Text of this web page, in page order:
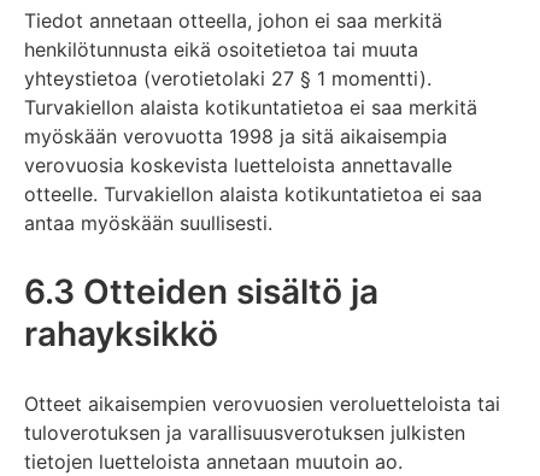
Tiedot annetaan otteella, johon ei saa merkitä
henkilötunnusta eikä osoitetietoa tai muuta
yhteystietoa (verotietolaki 27 § 1 momentti).
Turvakiellon alaista kotikuntatietoa ei saa merkitä
myöskään verovuotta 1998 ja sitä aikaisempia
verovuosia koskevista luetteloista annettavalle
otteelle. Turvakiellon alaista kotikuntatietoa ei saa
antaa myöskään suullisesti.
6.3 Otteiden sisältö ja
rahayksikkö
Otteet aikaisempien verovuosien veroluetteloista tai
tuloverotuksen ja varallisuusverotuksen julkisten
tietojen luetteloista annetaan muutoin ao.